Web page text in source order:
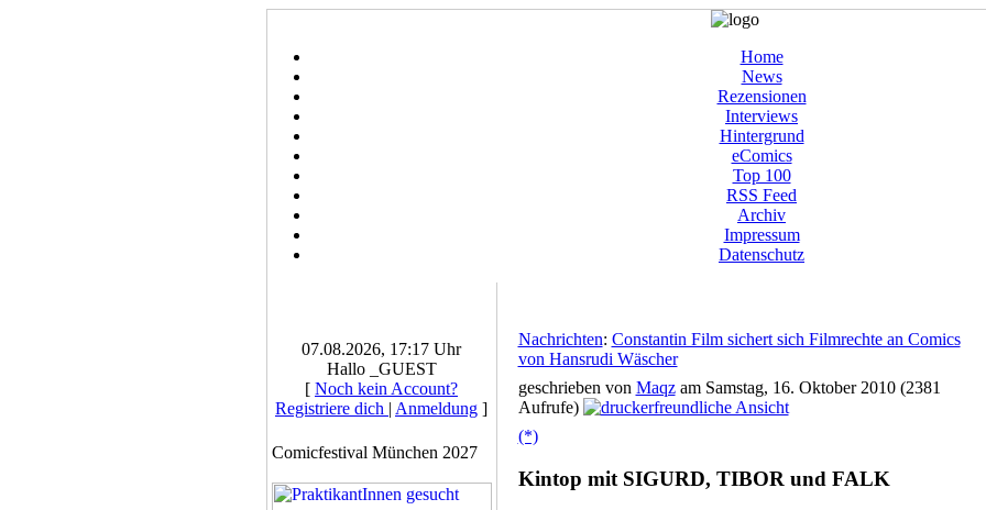
Home
News
Rezensionen
Interviews
Hintergrund
eComics
Top 100
RSS Feed
Archiv
Impressum
Datenschutz
07.08.2026, 17:17 Uhr
Hallo _GUEST
[ Noch kein Account?
Registriere dich | Anmeldung ]
Comicfestival München 2027
Nachrichten: Constantin Film sichert sich Filmrechte an Comics
von Hansrudi Wäscher
geschrieben von Maqzam Samstag, 16. Oktober 2010 (2381
Aufrufe)
(*)
Kintop mit SIGURD, TIBOR und FALK